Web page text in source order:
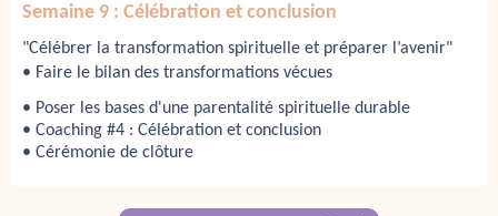
Semaine 9 : Célébration et conclusion
"Célébrer la transformation spirituelle et préparer l’avenir"
• Faire le bilan des transformations vécues
• Poser les bases d'une parentalité spirituelle durable
• Coaching #4 : Célébration et conclusion
• Cérémonie de clôture